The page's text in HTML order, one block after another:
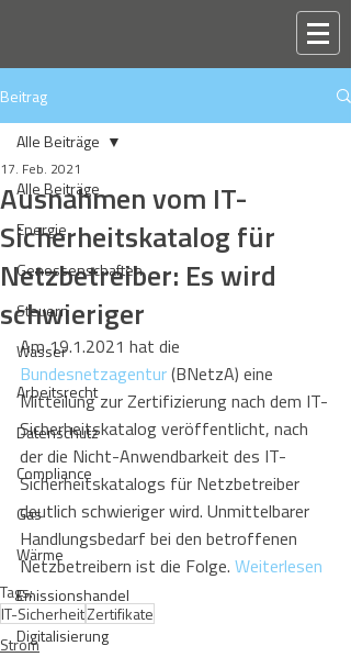
Beitrag
Alle Beiträge
Energie
Genossenschaften
Steuern
Wasser
Arbeitsrecht
Datenschutz
Compliance
Gas
Wärme
Emissionshandel
Digitalisierung
Alle Beiträge
Ausnahmen vom IT-
Sicherheitskatalog für
Netzbetreiber: Es wird
schwieriger
17. Feb. 2021
Am 19.1.2021 hat die
Bundesnetzagentur (BNetzA) eine
Mitteilung zur Zertifizierung nach dem IT-
Sicherheitskatalog veröffentlicht, nach
der die Nicht-Anwendbarkeit des IT-
Sicherheitskatalogs für Netzbetreiber
deutlich schwieriger wird. Unmittelbarer
Handlungsbedarf bei den betroffenen
Netzbetreibern ist die Folge. Weiterlesen
Tags:
IT-SicherheitZertifikate
Strom